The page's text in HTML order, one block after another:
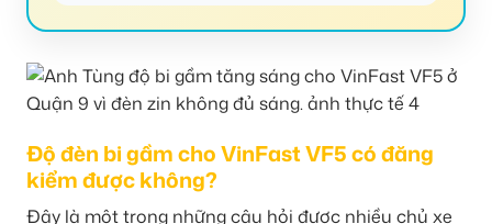
Độ đèn bi gầm cho VinFast VF5 có đăng
kiểm được không?
Đây là một trong những câu hỏi được nhiều chủ xe